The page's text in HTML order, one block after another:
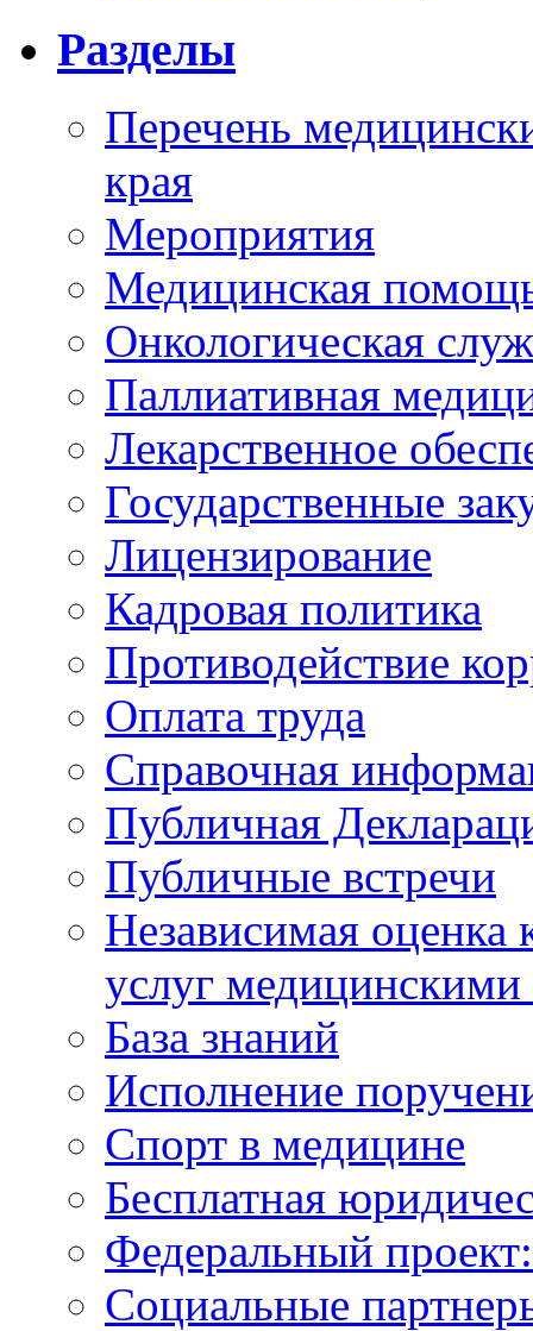
Разделы
Перечень
края
Мероприятия
Медицинская
Онкологическая
Паллиативная
Лекарственное
Государственные
Лицензирование
Кадровая политика
Противодействие
Оплата труда
Справочная
Публичная
Публичные встречи
Независимая оценка
услуг
База знаний
Исполнение
Спорт в медицине
Бесплатная
Федеральный
Социальные